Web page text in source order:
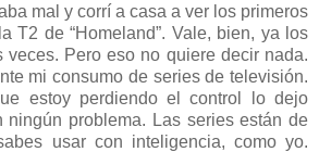
mal y corrí a casa a ver los primeros
T2 de “Homeland”. Vale, bien, ya los
veces. Pero eso no quiere decir nada.
mi consumo de series de televisión.
estoy perdiendo el control lo dejo
ningún problema. Las series están de
usar con inteligencia, como yo.